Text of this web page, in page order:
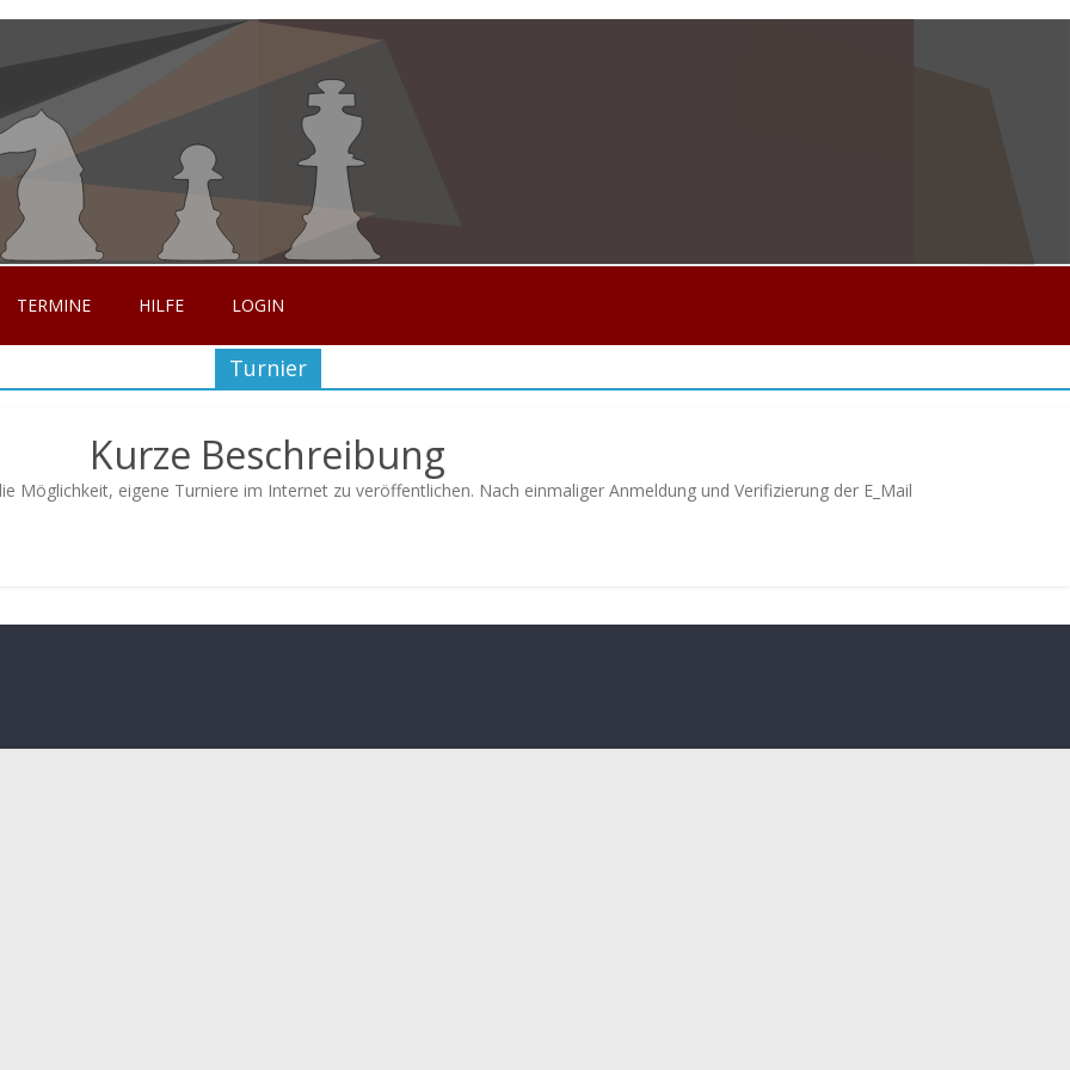
TERMINE HILFE LOGIN
Turnier
Kurze Beschreibung
Möglichkeit, eigene Turniere im Internet zu veröffentlichen. Nach einmaliger Anmeldung und Verifizierung der E_Mail